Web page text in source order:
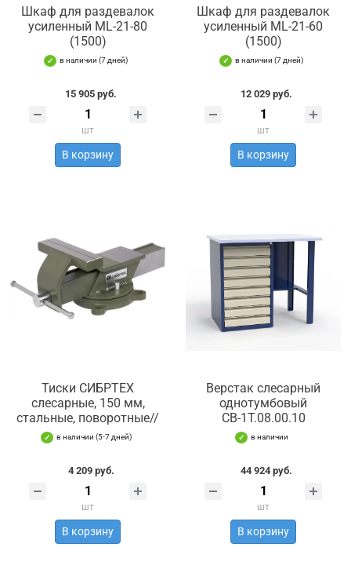
Шкаф для раздевалок
усиленный ML-21-80
(1500)
в наличии (7 дней)
15 905 руб.
шт
В корзину
Шкаф для раздевалок
усиленный ML-21-60
(1500)
в наличии (7 дней)
12 029 руб.
шт
В корзину
Тиски СИБРТЕХ
слесарные, 150 мм,
стальные, поворотные//
в наличии (5-7 дней)
4 209 руб.
шт
В корзину
Верстак слесарный
однотумбовый
СВ-1Т.08.00.10
в наличии
44 924 руб.
шт
В корзину